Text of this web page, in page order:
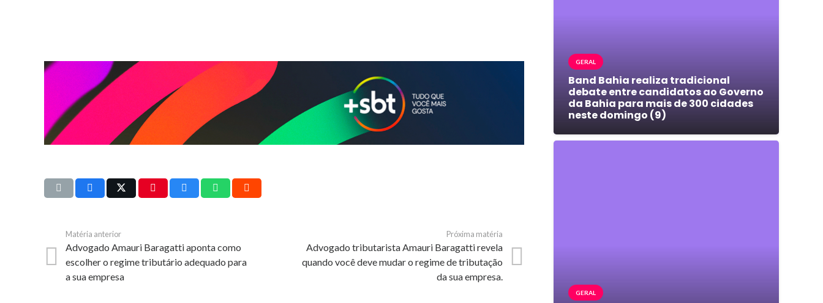
Matéria anterior
Advogado Amauri Baragatti aponta como
escolher o regime tributário adequado para
a sua empresa
Próxima matéria
Advogado tributarista Amauri Baragatti revela
quando você deve mudar o regime de tributação
da sua empresa.
GERAL
Band Bahia realiza tradicional
debate entre candidatos ao Governo
da Bahia para mais de 300 cidades
neste domingo (9)
GERAL